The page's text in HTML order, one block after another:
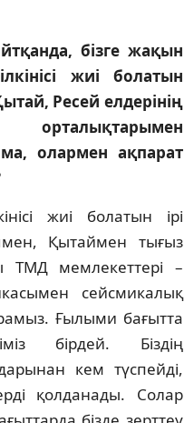
бізге жа­қын
жиі болатын
Ре­сей елдерінің
олар­мен ақпарат
жиі болатын ірі
Қы­тай­мен тығыз
ТМД мем­лекеттері –
сейсмикалық
Ғылыми бағытта
бірдей. Біздің
кем түспейді,
қолданады. Солар